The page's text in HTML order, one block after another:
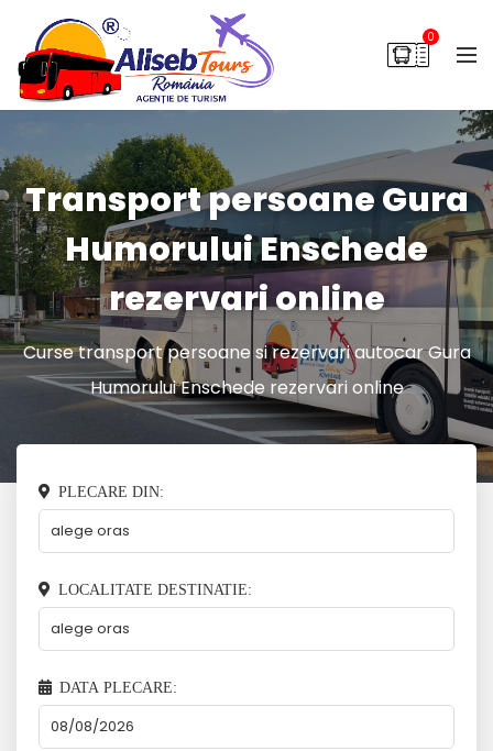
0
Transport persoane Gura
Humorului Enschede
rezervari online
Curse transport persoane si rezervari autocar Gura
Humorului Enschede rezervari online
PLECARE DIN:
LOCALITATE DESTINATIE:
DATA PLECARE: